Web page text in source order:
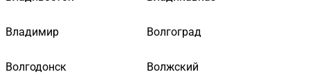
Владимир Волгоград
Волгодонск Волжский